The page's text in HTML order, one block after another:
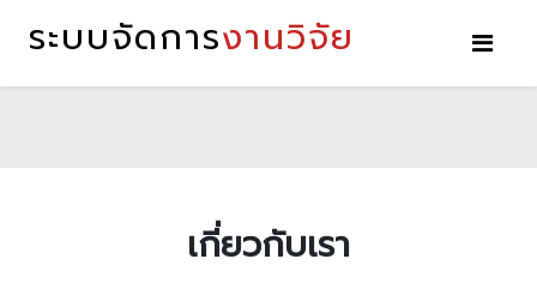
ระบบจัดการงานวิจัย
เกี่ยวกับเรา